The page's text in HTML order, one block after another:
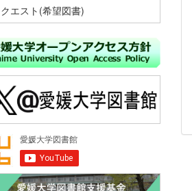
クエスト(希望図書)